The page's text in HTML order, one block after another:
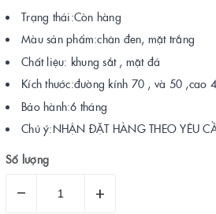
Trạng thái:Còn hàng
Màu sản phẩm:chân đen, mặt trắng
Chất liệu: khung sắt , mặt đá
Kích thước:đường kính 70 , và 50 ,cao
Bảo hành:6 tháng
Chú ý:NHẬN ĐẶT HÀNG THEO YÊU
Số lượng
– +